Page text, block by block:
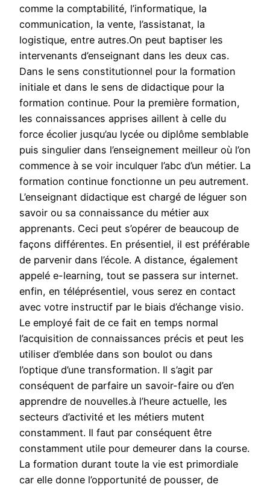
comme la comptabilité, l’informatique, la
communication, la vente, l’assistanat, la
logistique, entre autres.On peut baptiser les
intervenants d’enseignant dans les deux cas.
Dans le sens constitutionnel pour la formation
initiale et dans le sens de didactique pour la
formation continue. Pour la première formation,
les connaissances apprises aillent à celle du
force écolier jusqu’au lycée ou diplôme semblable
puis singulier dans l’enseignement meilleur où l’on
commence à se voir inculquer l’abc d’un métier. La
formation continue fonctionne un peu autrement.
L’enseignant didactique est chargé de léguer son
savoir ou sa connaissance du métier aux
apprenants. Ceci peut s’opérer de beaucoup de
façons différentes. En présentiel, il est préférable
de parvenir dans l’école. A distance, également
appelé e-learning, tout se passera sur internet.
enfin, en téléprésentiel, vous serez en contact
avec votre instructif par le biais d’échange visio.
Le employé fait de ce fait en temps normal
l’acquisition de connaissances précis et peut les
utiliser d’emblée dans son boulot ou dans
l’optique d’une transformation. Il s’agit par
conséquent de parfaire un savoir-faire ou d’en
apprendre de nouvelles.à l’heure actuelle, les
secteurs d’activité et les métiers mutent
constamment. Il faut par conséquent être
constamment utile pour demeurer dans la course.
La formation durant toute la vie est primordiale
car elle donne l’opportunité de pousser, de